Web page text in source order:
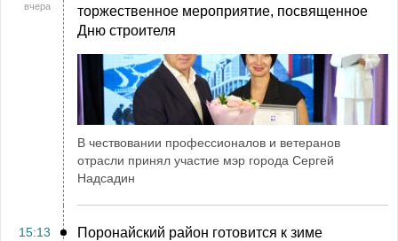
вчера
торжественное мероприятие, посвященное
Дню строителя
В чествовании профессионалов и ветеранов
отрасли принял участие мэр города Сергей
Надсадин
15:13
Поронайский район готовится к зиме